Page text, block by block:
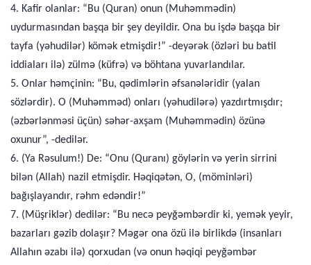
4. Kafir olanlar: “Bu (Quran) onun (Muhəmmədin)
uydurmasından başqa bir şey deyildir. Ona bu işdə başqa bir
tayfa (yəhudilər) kömək etmişdir!” -deyərək (özləri bu batil
iddiaları ilə) zülmə (küfrə) və böhtana yuvarlandılar.
5. Onlar həmçinin: “Bu, qədimlərin əfsanələridir (yalan
sözlərdir). O (Muhəmməd) onları (yəhudilərə) yazdırtmışdır;
(əzbərlənməsi üçün) səhər-axşam (Muhəmmədin) özünə
oxunur”, -dedilər.
6. (Ya Rəsulum!) De: “Onu (Quranı) göylərin və yerin sirrini
bilən (Allah) nazil etmişdir. Həqiqətən, O, (möminləri)
bağışlayandır, rəhm edəndir!”
7. (Müşriklər) dedilər: “Bu necə peyğəmbərdir ki, yemək yeyir,
bazarları gəzib dolaşır? Məgər ona özü ilə birlikdə (insanları
Allahın əzabı ilə) qorxudan (və onun həqiqi peyğəmbər